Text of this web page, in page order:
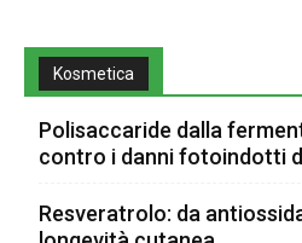
Kosmetica
Polisaccaride dalla
contro i danni fotoindotti
Resveratrolo: da